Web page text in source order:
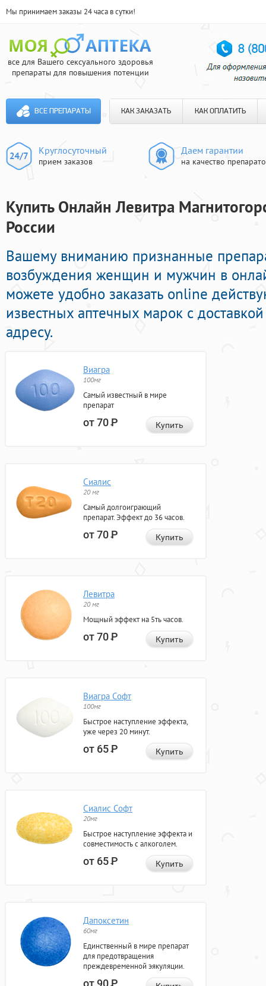
Мы принимаем заказы 24 часа в сутки!
все для Вашего сексуального здоровья
препараты для повышения потенции
ВСЕ ПРЕПАРАТЫ КАК ЗАКАЗАТЬ КАК ОПЛАТИТЬ
Круглосуточный
прием заказов
Даем гарантии
на качество
Купить Онлайн Левитра
России
Вашему вниманию признанные
возбуждения женщин и мужчин в
можете удобно заказать online
известных аптечных марок с
адресу.
Виагра
100мг
Самый известный в мире
препарат
от 70Р Купить
Сиалис
20 мг
Самый долгоиграющий
препарат. Эффект до 36 часов.
от 70Р Купить
Левитра
20 мг
Мощный эффект на 5ть часов.
от 70Р Купить
Виагра Софт
100мг
Быстрое наступление эффекта,
уже через 20 минут.
от 65Р Купить
Сиалис Софт
20мг
Быстрое наступление эффекта и
совместимость с алкоголем.
от 65Р Купить
Дапоксетин
60мг
Единственный в мире препарат
для предотвращения
преждевременной эякуляции.